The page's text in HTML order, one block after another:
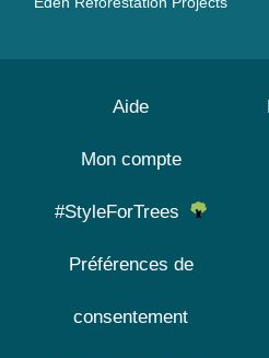
Aide
Mon compte
#StyleForTrees
Préférences de
consentement